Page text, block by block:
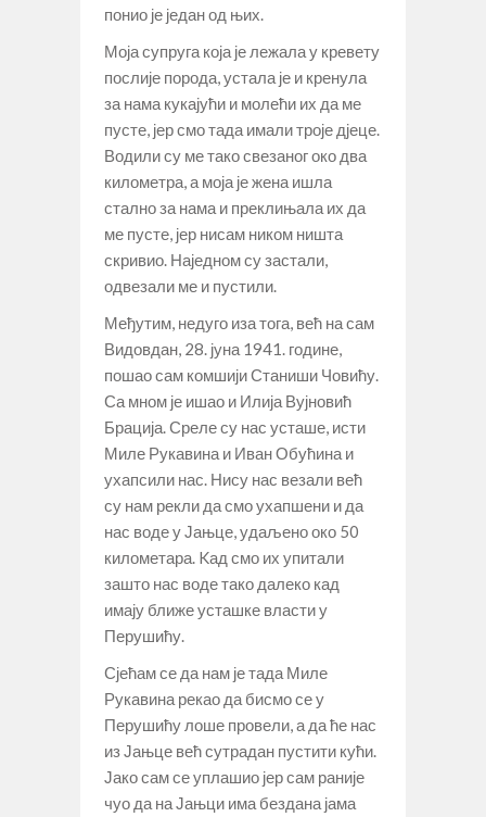
понио је један од њих.
Моја супруга која је лежала у кревету
послије порода, устала је и кренула
за нама кукајући и молећи их да ме
пусте, јер смо тада имали троје дјеце.
Водили су ме тако свезаног око два
километра, а моја је жена ишла
стално за нама и преклињала их да
ме пусте, јер нисам ником ништа
скривио. Наједном су застали,
одвезали ме и пустили.
Међутим, недуго иза тога, већ на сам
Видовдан, 28. јуна 1941. године,
пошао сам комшији Станиши Човићу.
Са мном је ишао и Илија Вујновић
Брација. Среле су нас усташе, исти
Миле Рукавина и Иван Обућина и
ухапсили нас. Нису нас везали већ
су нам рекли да смо ухапшени и да
нас воде у Јањце, удаљено око 50
километара. Kад смо их упитали
зашто нас воде тако далеко кад
имају ближе усташке власти у
Перушићу.
Сјећам се да нам је тада Миле
Рукавина рекао да бисмо се у
Перушићу лоше провели, а да ће нас
из Јањце већ сутрадан пустити кући.
Јако сам се уплашио јер сам раније
чуо да на Јањци има бездана јама